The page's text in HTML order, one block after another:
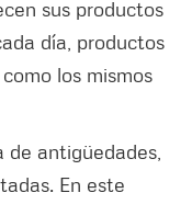
sus productos
día, productos
los mismos
de antigüedades,
En este